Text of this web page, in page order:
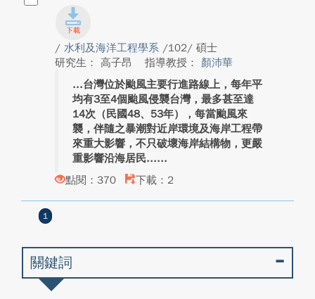
/ 水利及海洋工程學系 /102/ 碩士
研究生： 高子昂
指導教授： 顏沛華
台灣位於颱風主要行進路線上，每年平
均有3至4個颱風侵襲台灣，最多甚至達
14次（民國48、53年），每當颱風來
襲，伴隨之暴潮對近岸環境及海岸工程帶
來重大影響，不只破壞海岸結構物，更嚴
重影響沿海居民...
點閱：370
下載：2
1
關鍵詞